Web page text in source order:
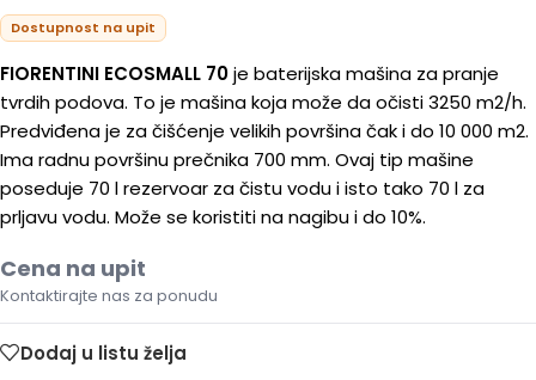
Dostupnost na upit
FIORENTINI ECOSMALL 70je baterijska mašina za pranje
tvrdih podova. To je mašina koja može da očisti 3250 m2/h.
Predviđena je za čišćenje velikih površina čak i do 10 000 m2.
Ima radnu površinu prečnika 700 mm. Ovaj tip mašine
poseduje 70 l rezervoar za čistu vodu i isto tako 70 l za
prljavu vodu. Može se koristiti na nagibu i do 10%.
Cena na upit
Kontaktirajte nas za ponudu
Dodaj u listu želja